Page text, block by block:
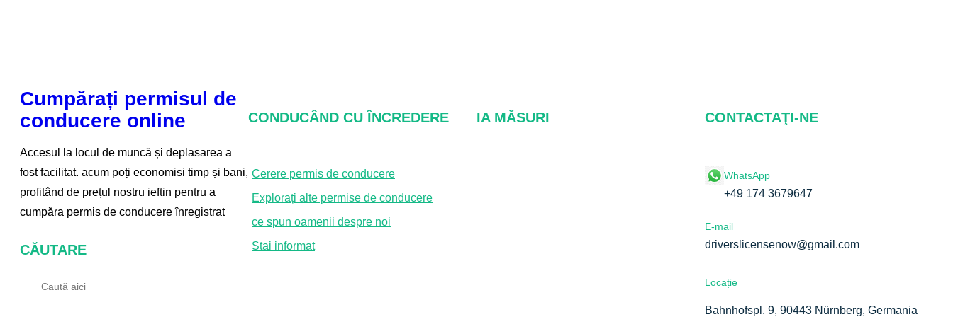
Cumpărați permisul de
conducere online
Accesul la locul de muncă și deplasarea a
fost facilitat. acum poți economisi timp și bani,
profitând de prețul nostru ieftin pentru a
cumpăra permis de conducere înregistrat
CĂUTARE
CONDUCÂND CU ÎNCREDERE
Cerere permis de conducere
Explorați alte permise de conducere
ce spun oamenii despre noi
Stai informat
IA MĂSURI CONTACTAŢI-NE
WhatsApp
+49 174 3679647
E-mail
driverslicensenow@gmail.com
Locație
Bahnhofspl. 9, 90443 Nürnberg, Germania